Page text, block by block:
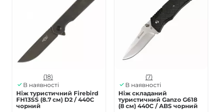
(18)
В наявності
Ніж туристичний Firebird
FH13SS (8.7 см) D2 / 440C
чорний
(7)
В наявності
Ніж складаний
туристичний Ganzo G618
(8 см) 440C / ABS чорний